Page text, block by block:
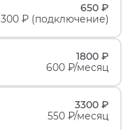
650 ₽
300 ₽ (подключение)
1800 ₽
600 ₽/месяц
3300 ₽
550 ₽/месяц